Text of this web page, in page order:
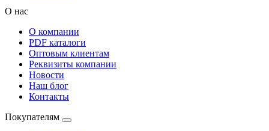
О нас
О компании
PDF каталоги
Оптовым клиентам
Реквизиты компании
Новости
Наш блог
Контакты
Покупателям